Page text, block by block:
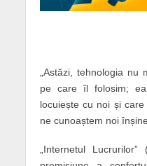
„Astăzi, tehnologia nu
pe care îl folosim;
locuiește cu noi și
ne cunoaștem noi
„Internetul